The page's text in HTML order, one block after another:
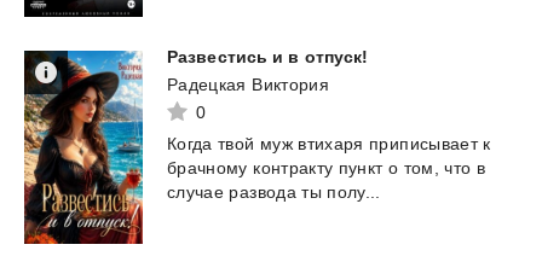
Развестись и в отпуск!
Радецкая Виктория
0
Когда твой муж втихаря приписывает к
брачному контракту пункт о том, что в
случае развода ты полу...